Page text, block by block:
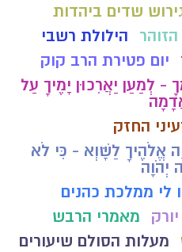
שדים ביהדות
הילולת רשבי
יום פטירת הרב קוק
לְמַעַן יַאֲרִכוּן יָמֶיךָ עַל
החזק
אֱלֹהֶיךָ לַשָּׁוְא - כִּי לֹא
יְהֹוָה
לי ממלכת כהנים
מאמרי הרבש
מעלות הסולם שיעורים